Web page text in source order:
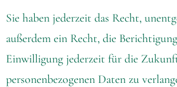
Sie haben jederzeit das Recht,
außerdem ein Recht, die
Einwilligung jederzeit für die
personenbezogenen Daten zu